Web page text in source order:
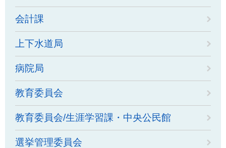
会計課
上下水道局
病院局
教育委員会
教育委員会/生涯学習課・中央公民館
選挙管理委員会